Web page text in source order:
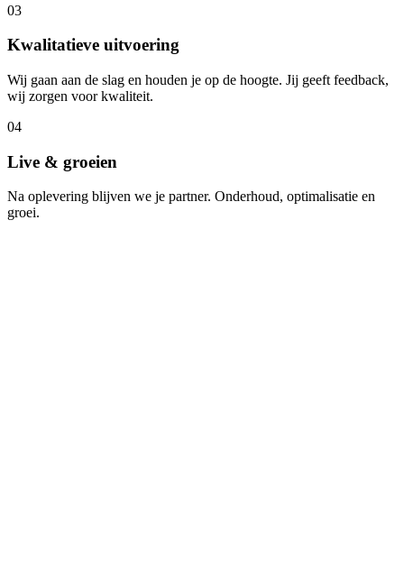
03
Kwalitatieve uitvoering
Wij gaan aan de slag en houden je op de hoogte. Jij geeft feedback,
wij zorgen voor kwaliteit.
04
Live & groeien
Na oplevering blijven we je partner. Onderhoud, optimalisatie en
groei.